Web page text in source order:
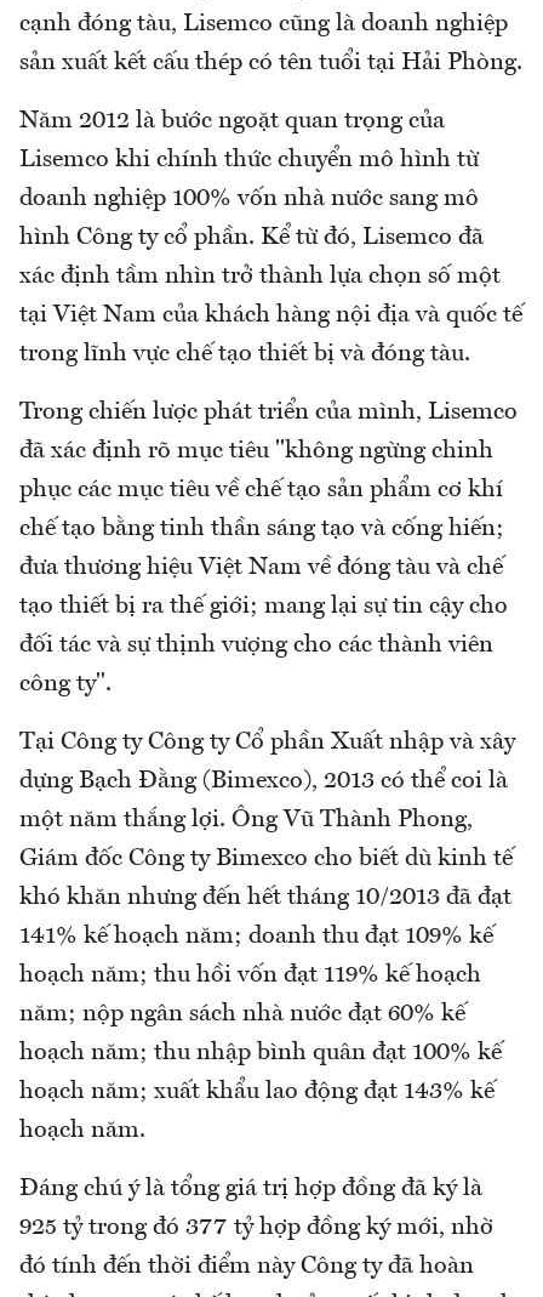
cạnh đóng tàu, Lisemco cũng là doanh nghiệp
sản xuất kết cấu thép có tên tuổi tại Hải Phòng.
Năm 2012 là bước ngoặt quan trọng của
Lisemco khi chính thức chuyển mô hình từ
doanh nghiệp 100% vốn nhà nước sang mô
hình Công ty cổ phần. Kể từ đó, Lisemco đã
xác định tầm nhìn trở thành lựa chọn số một
tại Việt Nam của khách hàng nội địa và quốc tế
trong lĩnh vực chế tạo thiết bị và đóng tàu.
Trong chiến lược phát triển của mình, Lisemco
đã xác định rõ mục tiêu "không ngừng chinh
phục các mục tiêu về chế tạo sản phẩm cơ khí
chế tạo bằng tinh thần sáng tạo và cống hiến;
đưa thương hiệu Việt Nam về đóng tàu và chế
tạo thiết bị ra thế giới; mang lại sự tin cậy cho
đối tác và sự thịnh vượng cho các thành viên
công ty".
Tại Công ty Công ty Cổ phần Xuất nhập và xây
dựng Bạch Đằng (Bimexco), 2013 có thể coi là
một năm thắng lợi. Ông Vũ Thành Phong,
Giám đốc Công ty Bimexco cho biết dù kinh tế
khó khăn nhưng đến hết tháng 10/2013 đã đạt
141% kế hoạch năm; doanh thu đạt 109% kế
hoạch năm; thu hồi vốn đạt 119% kế hoạch
năm; nộp ngân sách nhà nước đạt 60% kế
hoạch năm; thu nhập bình quân đạt 100% kế
hoạch năm; xuất khẩu lao động đạt 143% kế
hoạch năm.
Đáng chú ý là tổng giá trị hợp đồng đã ký là
925 tỷ trong đó 377 tỷ hợp đồng ký mới, nhờ
đó tính đến thời điểm này Công ty đã hoàn